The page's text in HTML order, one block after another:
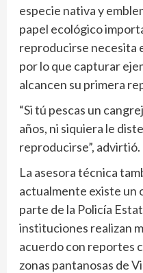
especie nativa y
papel ecológico
reproducirse necesita
por lo que capturar
alcancen su primera
“Si tú pescas un
años, ni siquiera le
reproducirse”, advirtió.
La asesora técnica
actualmente existe un
parte de la Policía
instituciones realizan
acuerdo con reportes
zonas pantanosas de